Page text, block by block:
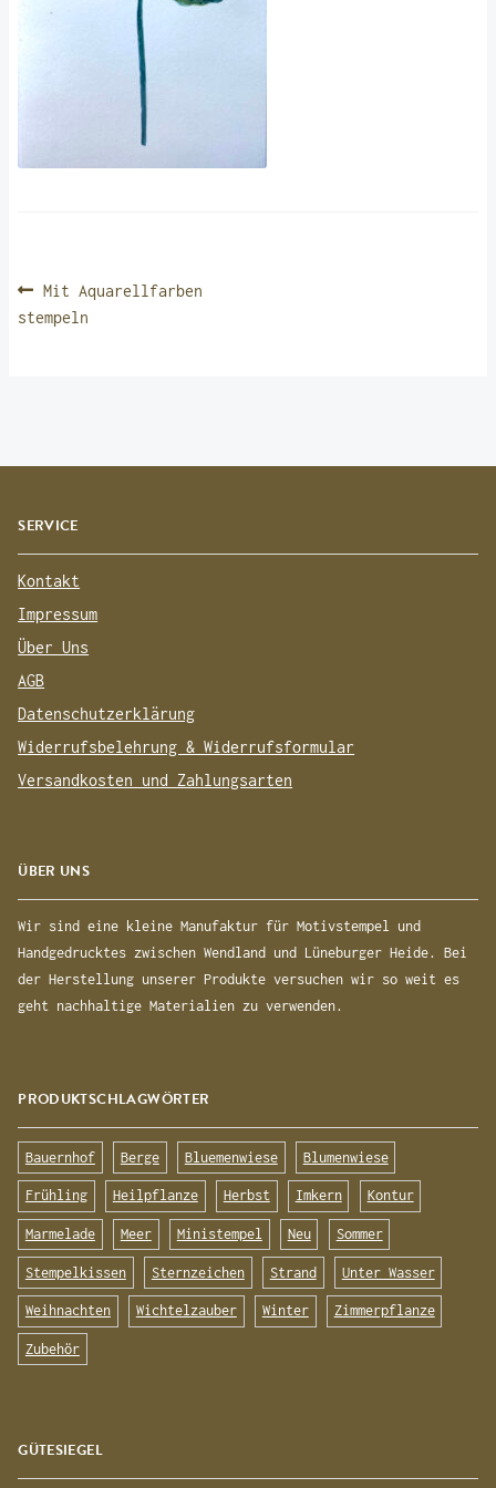
BEITRAGSNAVIGATION
Vorheriger
Beitrag:
Mit Aquarellfarben
stempeln
SERVICE
Kontakt
Impressum
Über Uns
AGB
Datenschutzerklärung
Widerrufsbelehrung & Widerrufsformular
Versandkosten und Zahlungsarten
ÜBER UNS
Wir sind eine kleine Manufaktur für Motivstempel und
Handgedrucktes zwischen Wendland und Lüneburger Heide. Bei
der Herstellung unserer Produkte versuchen wir so weit es
geht nachhaltige Materialien zu verwenden.
PRODUKTSCHLAGWÖRTER
Bauernhof Berge Bluemenwiese Blumenwiese
Frühling Heilpflanze Herbst Imkern Kontur
Marmelade Meer Ministempel Neu Sommer
Stempelkissen Sternzeichen Strand Unter Wasser
Weihnachten Wichtelzauber Winter Zimmerpflanze
Zubehör
GÜTESIEGEL